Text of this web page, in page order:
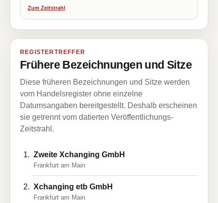
Zum Zeitstrahl
REGISTERTREFFER
Frühere Bezeichnungen und Sitze
Diese früheren Bezeichnungen und Sitze werden
vom Handelsregister ohne einzelne
Datumsangaben bereitgestellt. Deshalb erscheinen
sie getrennt vom datierten Veröffentlichungs-
Zeitstrahl.
Zweite Xchanging GmbH
Frankfurt am Main
Xchanging etb GmbH
Frankfurt am Main